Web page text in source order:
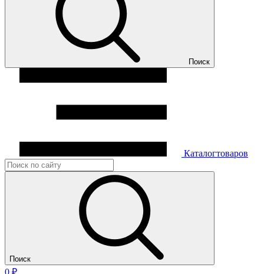
Поиск
Каталогтоваров
Поиск
0 ₽